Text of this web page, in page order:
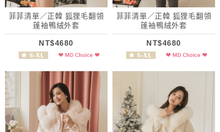
菲菲清單／正韓 狐狸毛翻領
蓬袖鴨絨外套
NT$4680
菲菲清單／正韓 狐狸毛翻領
蓬袖鴨絨外套
NT$4680